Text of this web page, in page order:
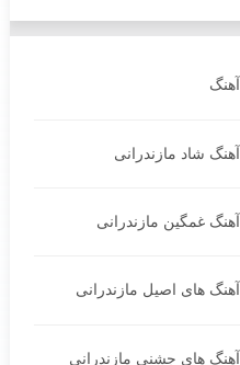
آهنگ
آهنگ شاد مازندرانی
آهنگ غمگین مازندرانی
آهنگ های اصیل مازندرانی
آهنگ های جشنی مازندرانی